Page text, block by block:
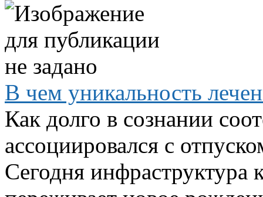
В чем уникальность
Как долго в сознании
ассоциировался с
Сегодня инфраструктура